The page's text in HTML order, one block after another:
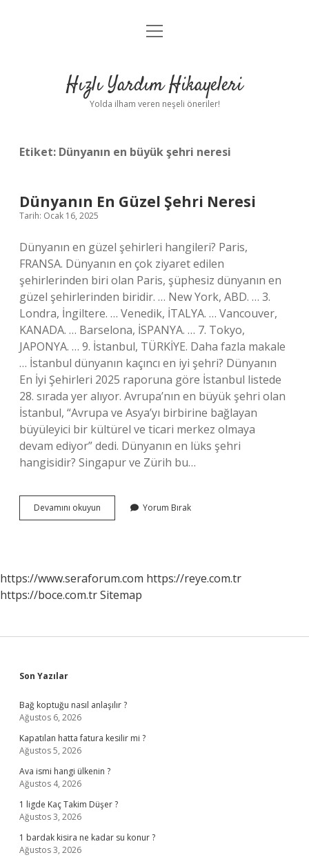
Anasayfa
Yasal Uyarı
menüyü
Hızlı Yardım Hikayeleri
Yolda ilham veren neşeli öneriler!
Etiket: Dünyanın en büyük şehri neresi
Dünyanın En Güzel Şehri Neresi
Tarih: Ocak 16, 2025
Dünyanın en güzel şehirleri hangileri? Paris,
FRANSA. Dünyanın en çok ziyaret edilen
şehirlerinden biri olan Paris, şüphesiz dünyanın en
güzel şehirlerinden biridir. … New York, ABD. … 3.
Londra, İngiltere. … Venedik, İTALYA. … Vancouver,
KANADA. … Barselona, ​​​​​​İSPANYA. … 7. Tokyo,
JAPONYA. … 9. İstanbul, TÜRKİYE. Daha fazla makale
… İstanbul dünyanın kaçıncı en iyi şehri? Dünyanın
En İyi Şehirleri 2025 raporuna göre İstanbul listede
28. sırada yer alıyor. Avrupa’nın en büyük şehri olan
İstanbul, “Avrupa ve Asya’yı birbirine bağlayan
büyüleyici bir kültürel ve ticari merkez olmaya
devam ediyor” dedi. Dünyanın en lüks şehri
hangisidir? Singapur ve Zürih bu…
Devamını okuyun Dünyanın
En
Yorum Bırak
https://www.seraforum.com https://reye.com.tr
https://boce.com.trSitemap
Sidebar
Son Yazılar
Bağ koptuğu nasıl anlaşılır ?
Ağustos 6, 2026
Kapatılan hatta fatura kesilir mi ?
Ağustos 5, 2026
Ava ismi hangi ülkenin ?
Ağustos 4, 2026
1 ligde Kaç Takim Düşer ?
Ağustos 3, 2026
1 bardak kisira ne kadar su konur ?
Ağustos 3, 2026